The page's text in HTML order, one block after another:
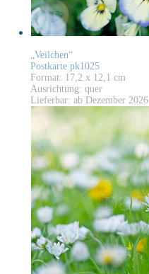
„Veilchen“
Postkarte pk1025
Format: 17,2 x 12,1 cm
Ausrichtung: quer
Lieferbar: ab Dezember 2026